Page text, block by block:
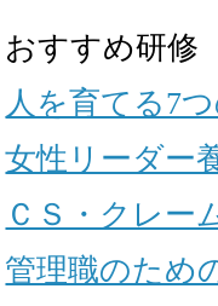
おすすめ研修
人を育てる7
女性リーダー
ＣＳ・クレー
管理職のため